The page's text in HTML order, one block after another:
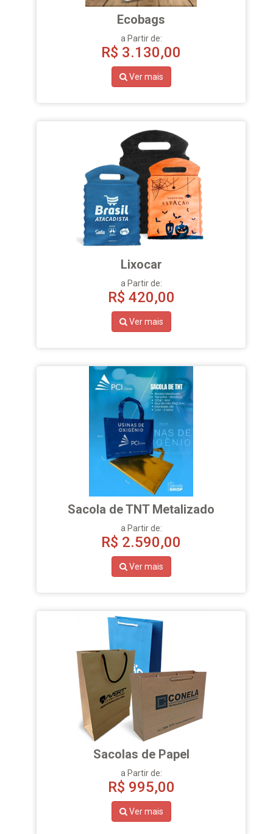
Ecobags
a Partir de:
R$ 3.130,00
Ver mais
Lixocar
a Partir de:
R$ 420,00
Ver mais
Sacola de TNT Metalizado
a Partir de:
R$ 2.590,00
Ver mais
Sacolas de Papel
a Partir de:
R$ 995,00
Ver mais